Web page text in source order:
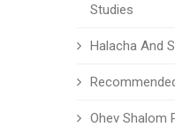
Studies
Halacha And
Ohev Shalom